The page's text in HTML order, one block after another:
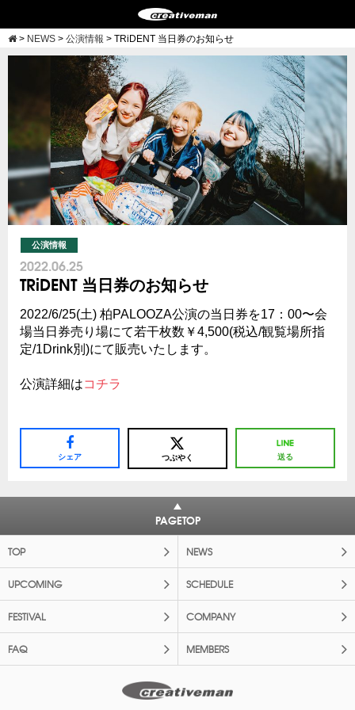
> NEWS > 公演情報 > TRiDENT 当日券のお知らせ
公演情報
2022.06.25
TRiDENT 当日券のお知らせ
2022/6/25(土) 柏PALOOZA公演の当日券を17：00〜会
場当日券売り場にて若干枚数￥4,500(税込/観覧場所指
定/1Drink別)にて販売いたします。
公演詳細はコチラ
シェア つぶやく 送る
PAGETOP
TOP NEWS
UPCOMING SCHEDULE
FESTIVAL COMPANY
FAQ MEMBERS